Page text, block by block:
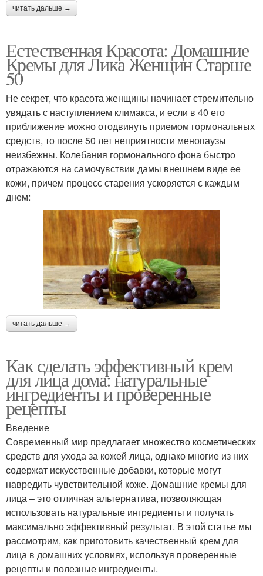
читать дальше →
Естественная Красота: Домашние
Кремы для Лика Женщин Старше
50
Не секрет, что красота женщины начинает стремительно
увядать с наступлением климакса, и если в 40 его
приближение можно отодвинуть приемом гормональных
средств, то после 50 лет неприятности менопаузы
неизбежны. Колебания гормонального фона быстро
отражаются на самочувствии дамы внешнем виде ее
кожи, причем процесс старения ускоряется с каждым
днем:
читать дальше →
Как сделать эффективный крем
для лица дома: натуральные
ингредиенты и проверенные
рецепты
Введение
Современный мир предлагает множество косметических
средств для ухода за кожей лица, однако многие из них
содержат искусственные добавки, которые могут
навредить чувствительной коже. Домашние кремы для
лица – это отличная альтернатива, позволяющая
использовать натуральные ингредиенты и получать
максимально эффективный результат. В этой статье мы
рассмотрим, как приготовить качественный крем для
лица в домашних условиях, используя проверенные
рецепты и полезные ингредиенты.